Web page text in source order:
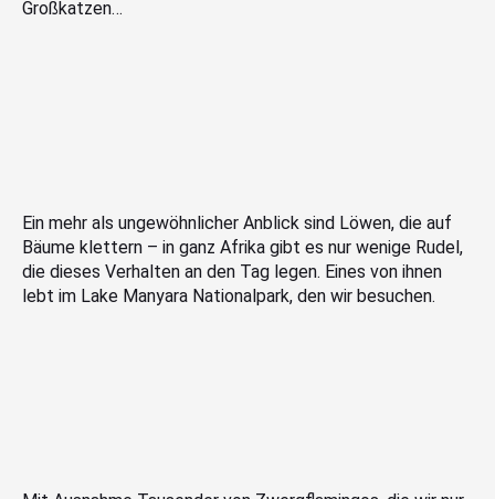
Großkatzen…
Ein mehr als ungewöhnlicher Anblick sind Löwen, die auf
Bäume klettern – in ganz Afrika gibt es nur wenige Rudel,
die dieses Verhalten an den Tag legen. Eines von ihnen
lebt im Lake Manyara Nationalpark, den wir besuchen.